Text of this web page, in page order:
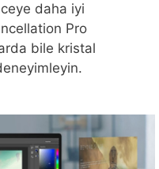
daha iyi
Pro
bile kristal